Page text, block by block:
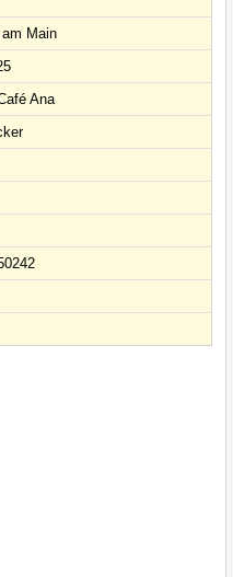
Main
Ana